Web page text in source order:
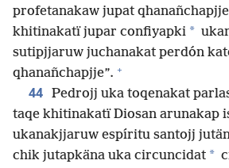
profetanakaw jupat
khitinakatï jupar confiyapki *
sutipjjaruw juchanakat perdón
qhanañchapjje”. +
44 Pedrojj uka toqenakat
taqe khitinakatï Diosan arunakap
ukanakjjaruw espíritu santojj
chik jutapkäna uka circuncidat *